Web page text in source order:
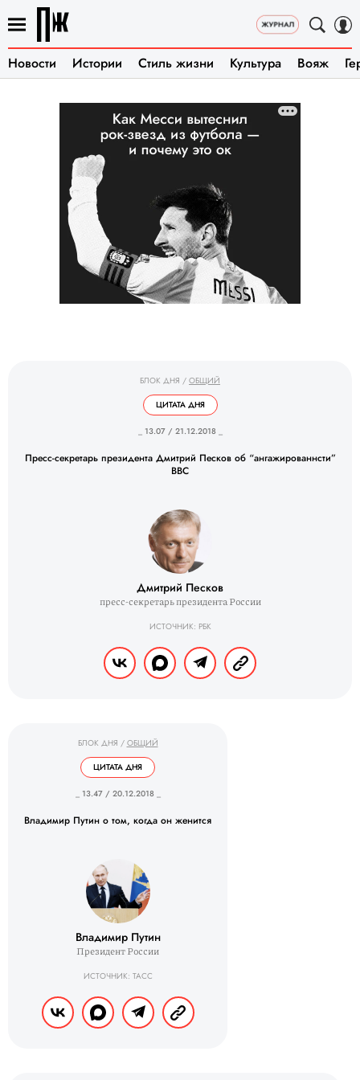
Новости Истории Стиль жизни Культура Вояж
БЛОК ДНЯ / ОБЩИЙ
ЦИТАТА ДНЯ
_ 13.07 / 21.12.2018 _
Пресс-секретарь президента Дмитрий Песков об “ангажированнсти”
BBC
Дмитрий Песков
пресс-секретарь президента России
ИСТОЧНИК: РБК
БЛОК ДНЯ / ОБЩИЙ
ЦИТАТА ДНЯ
_ 13.47 / 20.12.2018 _
Владимир Путин о том, когда он женится
Владимир Путин
Президент России
ИСТОЧНИК: ТАСС